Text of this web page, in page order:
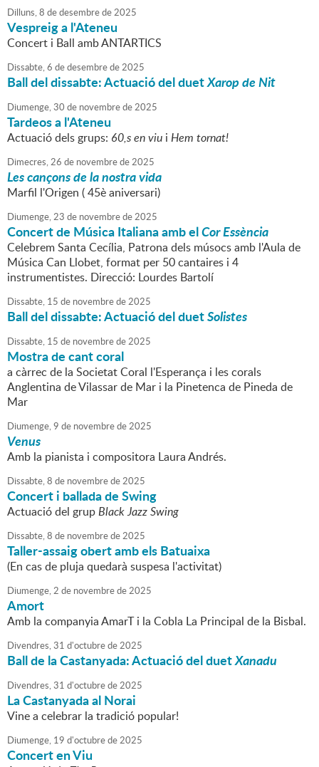
Dilluns,8 dedesembrede2025
Vespreig a l'Ateneu
Concert i Ball amb ANTARTICS
Dissabte,6 dedesembrede2025
Ball del dissabte: Actuació del duetXarop de Nit
Diumenge,30 de novembrede2025
Tardeos a l'Ateneu
Actuació dels grups: 60,s en viu i Hem tornat!
Dimecres,26 de novembrede2025
Les cançons de la nostra vida
Marfil l'Origen ( 45è aniversari)
Diumenge,23 de novembrede2025
Concert de Música Italiana amb elCor Essència
Celebrem Santa Cecília, Patrona dels músocs amb l'Aula de
Música Can Llobet, format per 50 cantaires i 4
instrumentistes. Direcció: Lourdes Bartolí
Dissabte, 15 de novembrede2025
Ball del dissabte: Actuació del duetSolistes
Dissabte, 15 de novembrede2025
Mostra de cant coral
a càrrec de la Societat Coral l'Esperança i les corals
Anglentina de Vilassar de Mar i la Pinetenca de Pineda de
Mar
Diumenge,9 de novembrede2025
Venus
Amb la pianista i compositora Laura Andrés.
Dissabte,8 de novembrede2025
Concert i ballada de Swing
Actuació del grupBlack Jazz Swing
Dissabte,8 de novembrede2025
Taller-assaig obert amb els Batuaixa
(En cas de pluja quedarà suspesa l'activitat)
Diumenge,2 de novembrede2025
Amort
Amb la companyia AmarT i la Cobla La Principal de la Bisbal.
Divendres,31 d'octubrede2025
Ball de la Castanyada: Actuació delduetXanadu
Divendres,31 d'octubrede2025
La Castanyada al Norai
Vine a celebrar la tradició popular!
Diumenge, 19 d'octubrede2025
Concert en Viu